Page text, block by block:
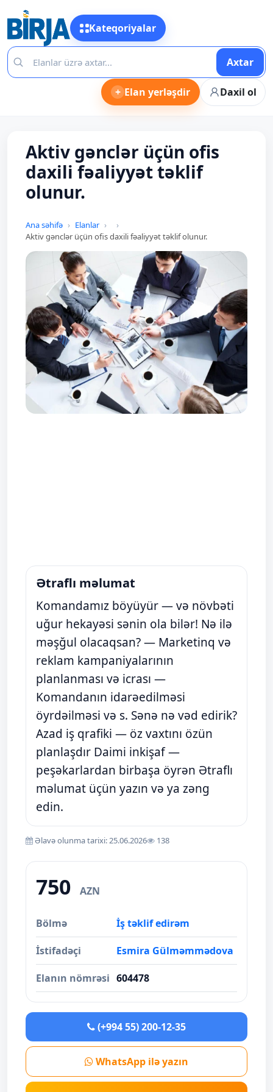
Kateqoriyalar
Axtar
+ Elan yerləşdir Daxil ol
Aktiv gənclər üçün ofis
daxili fəaliyyət təklif
olunur.
Ana səhifə
Elanlar
Aktiv gənclər üçün ofis daxili fəaliyyət təklif olunur.
Ətraflı məlumat
Komandamız böyüyür — və növbəti
uğur hekayəsi sənin ola bilər! Nə ilə
məşğul olacaqsan? — Marketinq və
reklam kampaniyalarının
planlanması və icrası —
Komandanın idarəedilməsi
öyrdəilməsi və s. Sənə nə vəd edirik?
Azad iş qrafiki — öz vaxtını özün
planlaşdır Daimi inkişaf —
peşəkarlardan birbaşa öyrən Ətraflı
məlumat üçün yazın və ya zəng
edin.
Əlavə olunma tarixi: 25.06.2026 138
750 AZN
Bölmə İş təklif edirəm
İstifadəçi Esmira Gülməmmədova
Elanın nömrəsi 604478
(+994 55) 200-12-35
WhatsApp ilə yazın